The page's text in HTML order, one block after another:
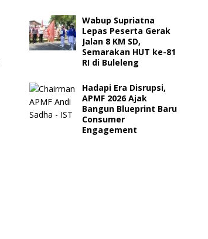
Wabup Supriatna
Lepas Peserta Gerak
Jalan 8 KM SD,
Semarakan HUT ke-81
RI di Buleleng
Hadapi Era Disrupsi,
APMF 2026 Ajak
Bangun Blueprint Baru
Consumer
Engagement